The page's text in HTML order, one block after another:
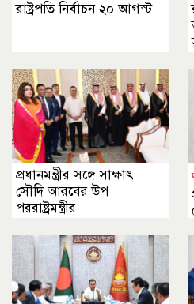
রাষ্ট্রপতি নির্বাচন ২০ আগস্ট
প্রধানমন্ত্রীর সঙ্গে সাক্ষাৎ
সৌদি আরবের উপ
পররাষ্ট্রমন্ত্রীর